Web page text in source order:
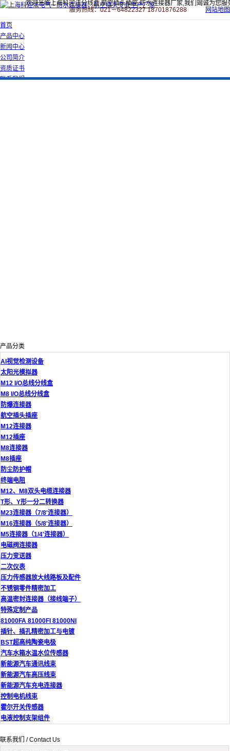
欢迎光临上海科迎法分线盒,航空插头插座,防水连接器厂家,我们竭诚为您服
服务热线：021－64822327 18701876288
网站地图
首页
产品中心
新闻中心
公司简介
资质证书
联系我们
产品分类
AI视觉检测设备
太阳光模拟器
M12 I/O总线分线盒
M8 I/O总线分线盒
防爆连接器
航空插头插座
M12连接器
M12插座
M8连接器
M8插座
防尘防护帽
终端电阻
M12、M8双头电缆连接器
T形、Y形一分二转换器
M23连接器（7/8'连接器）
M16连接器（5/8'连接器）
M5连接器（1/4'连接器）
电磁阀连接器
压力变送器
二次仪表
压力传感器放大线路板及配件
不锈钢零件精密加工
高温密封连接器（接线端子）
特殊定制产品
81000FA 81000FI 81000NI
插针、插孔精密加工与电镀
BST超高纯陶瓷电极
汽车水箱水温水位传感器
新能源汽车通讯线束
新能源汽车高压线束
新能源汽车充电连接器
控制电机线束
霍尔开关传感器
电液控制支架组件
联系我们 / Contact Us